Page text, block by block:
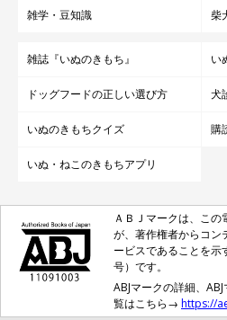
雑学・豆知識 柴
雑誌『いぬのきもち』 い
ドッグフードの正しい選び方 犬
いぬのきもちクイズ 購
いぬ・ねこのきもちアプリ
ＡＢＪマークは、こ
が、著作権者からコン
ービスであることを
号）です。
ABJマークの詳細、
覧はこちら→ https://